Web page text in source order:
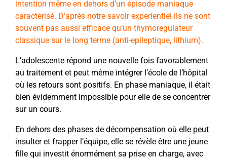
intention même en dehors d’un épisode maniaque
caractérisé. D’après notre savoir experientiel ils ne sont
souvent pas aussi efficace qu’un thymoregulateur
classique sur le long terme (anti-epileptique, lithium).
L’adolescente répond une nouvelle fois favorablement
au traitement et peut même intégrer l’école de l’hôpital
où les retours sont positifs. En phase maniaque, il était
bien évidemment impossible pour elle de se concentrer
sur un cours.
En dehors des phases de décompensation où elle peut
insulter et frapper l’équipe, elle se révèle être une jeune
fille qui investit énormément sa prise en charge, avec